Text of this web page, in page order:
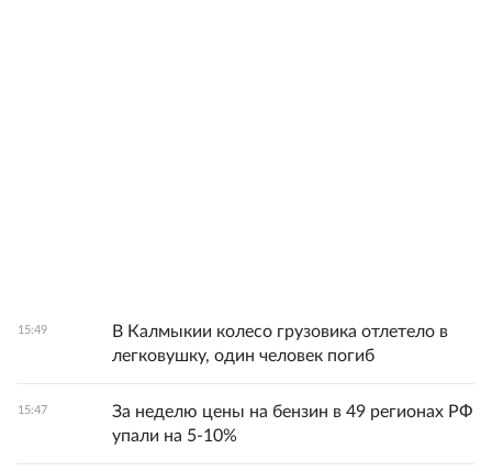
15:49
В Калмыкии колесо грузовика отлетело в
легковушку, один человек погиб
15:47
За неделю цены на бензин в 49 регионах РФ
упали на 5-10%